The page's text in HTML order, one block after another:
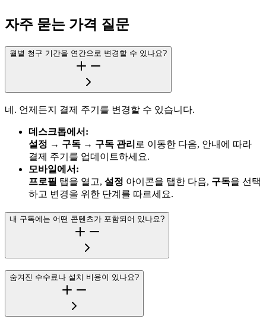
자주 묻는 가격 질문
월별 청구 기간을 연간으로 변경할 수 있나요?
네. 언제든지 결제 주기를 변경할 수 있습니다.
데스크톱에서:
설정 → 구독 → 구독 관리 로 이동한 다음, 안내에 따라
결제 주기를 업데이트하세요.
모바일에서:
프로필 탭을 열고, 설정 아이콘을 탭한 다음, 구독을 선택
하고 변경을 위한 단계를 따르세요.
내 구독에는 어떤 콘텐츠가 포함되어 있나요?
숨겨진 수수료나 설치 비용이 있나요?